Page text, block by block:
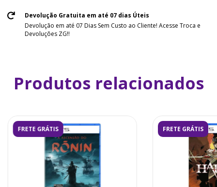
Devolução Gratuita em até 07 dias Úteis
Devolução em até 07 Dias Sem Custo ao Cliente! Acesse Troca e
Devoluções ZG!!
Produtos relacionados
FRETE GRÁTIS FRETE GRÁTIS